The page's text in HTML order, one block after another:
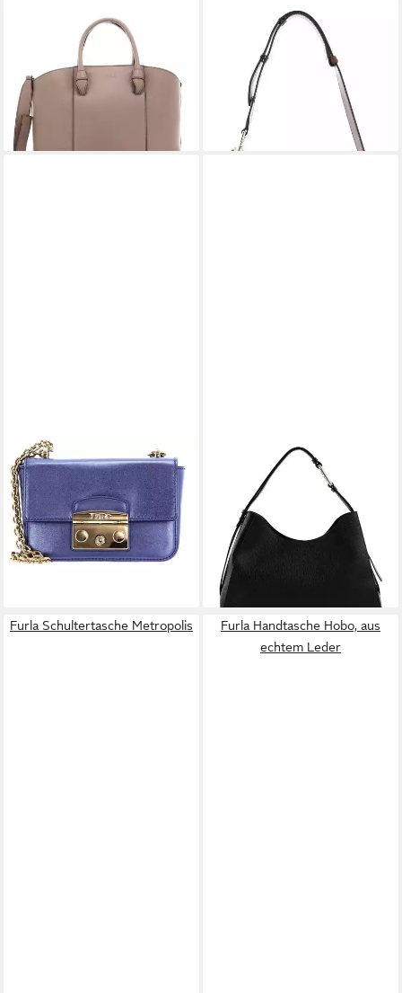
Schultertasche Miastella
UVP 525,00 €
-32%
lieferbar - in 2-3 Werktagen bei dir
Schultertasche Metropolis
261,80 €
385,00 €
lieferbar - in 2-3 Werktagen bei dir
FURLA
Abendtasche Metropolis
221,00 €
UVP325,00 €
-32%
lieferbar - in 2-3 Werktagen bei dir
Schultertasche Hobo Bag, aus
echtem Leder
292,40 €
430,00 €
-32%
lieferbar - in 2-3 Werktagen bei dir
Furla Schultertasche Metropolis
Furla Handtasche Hobo, aus
echtem Leder